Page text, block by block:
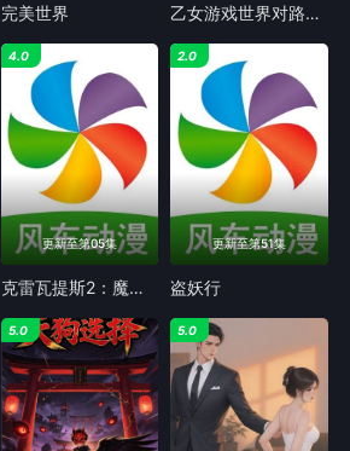
完美世界 乙女游戏世界对路人角色很不友好 第二季
更新至第05集
4.0
克雷瓦提斯2：魔兽之王与虚伪的勇者传承
更新至第51集
2.0
盗妖行
5.0 5.0